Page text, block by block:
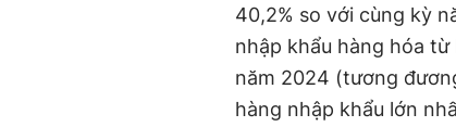
40,2% so với cùng kỳ
nhập khẩu hàng hóa
năm 2024 (tương
hàng nhập khẩu lớn